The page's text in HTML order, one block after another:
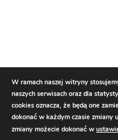
W ramach naszej witryny
naszych serwisach oraz dla
cookies oznacza, że będą one
dokonać w każdym czasie zmiany
zmiany możecie dokonać w